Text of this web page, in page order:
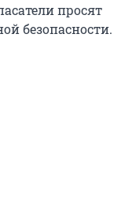
просят
безопасности.